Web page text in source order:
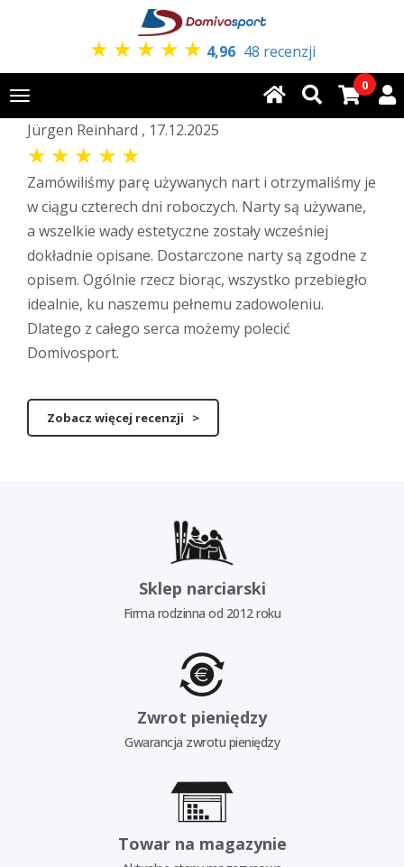
★ ★ ★ ★ ★ 4,96 48 recenzji
Toggle
navigation
0
Jürgen Reinhard , 17.12.2025
★ ★ ★ ★ ★
Zamówiliśmy parę używanych nart i otrzymaliśmy je
w ciągu czterech dni roboczych. Narty są używane,
a wszelkie wady estetyczne zostały wcześniej
dokładnie opisane. Dostarczone narty są zgodne z
opisem. Ogólnie rzecz biorąc, wszystko przebiegło
idealnie, ku naszemu pełnemu zadowoleniu.
Dlatego z całego serca możemy polecić
Domivosport.
Zobacz więcej recenzji >
Sklep narciarski
Firma rodzinna od 2012 roku
Zwrot pieniędzy
Gwarancja zwrotu pieniędzy
Towar na magazynie